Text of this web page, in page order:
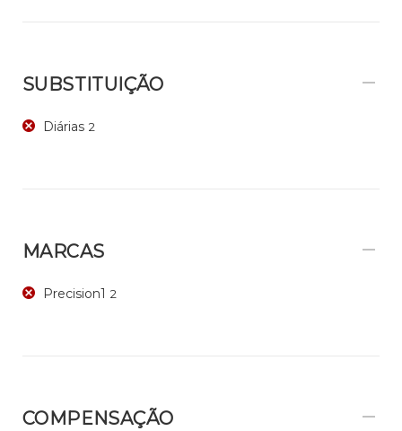
SUBSTITUIÇÃO
Diárias 2
MARCAS
Precision1 2
COMPENSAÇÃO